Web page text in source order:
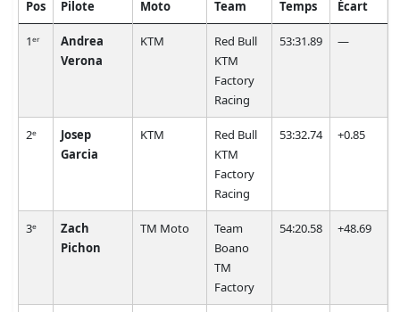
Pos Pilote Moto Team Temps Écart
1ᵉʳ
Andrea
Verona
KTM
Red Bull
KTM
Factory
Racing
53:31.89 —
2ᵉ
Josep
Garcia
KTM
Red Bull
KTM
Factory
Racing
53:32.74 +0.85
3ᵉ
Zach
Pichon
TM Moto
Team
Boano
TM
Factory
54:20.58 +48.69